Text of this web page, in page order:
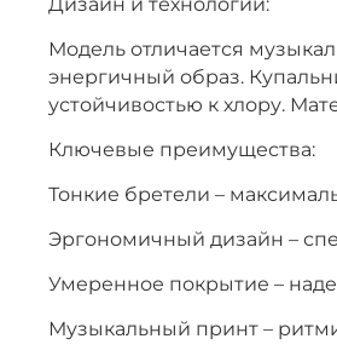
Модель отличается
энергичный образ.
устойчивостью к хлору.
Ключевые преимущества:
Тонкие бретели –
Эргономичный дизайн –
Умеренное покрытие –
Музыкальный принт –